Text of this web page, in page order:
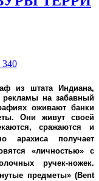
из штата Индиана,
на забавный
оживают банки
Они живут своей
сражаются и
арахиса получает
«личностью» с
ручек-ножек.
предметы»(Bent